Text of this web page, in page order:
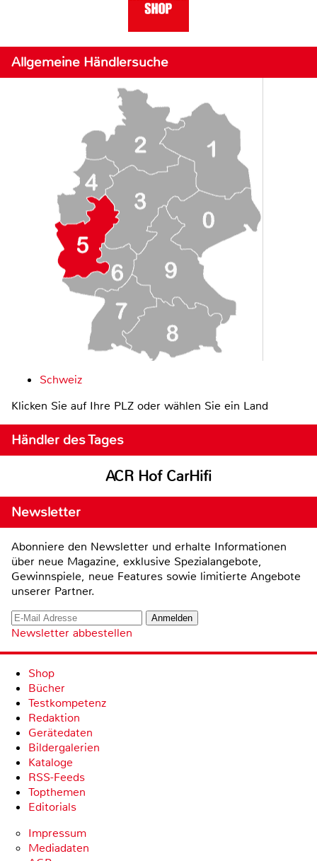
Allgemeine Händlersuche
Schweiz
Klicken Sie auf Ihre PLZ oder wählen Sie ein Land
Händler des Tages
ACR Hof CarHifi
Newsletter
Abonniere den Newsletter und erhalte Informationen
über neue Magazine, exklusive Spezialangebote,
Gewinnspiele, neue Features sowie limitierte Angebote
unserer Partner.
Newsletter abbestellen
Shop
Bücher
Testkompetenz
Redaktion
Gerätedaten
Bildergalerien
Kataloge
RSS-Feeds
Topthemen
Editorials
Impressum
Mediadaten